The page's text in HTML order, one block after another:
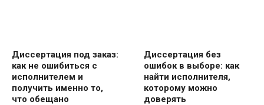
Диссертация под заказ:
как не ошибиться с
исполнителем и
получить именно то,
что обещано
Диссертация без
ошибок в выборе: как
найти исполнителя,
которому можно
доверять